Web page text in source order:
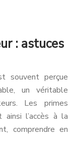
: astuces
souvent perçue
un véritable
Les primes
ainsi l’accès à la
comprendre en